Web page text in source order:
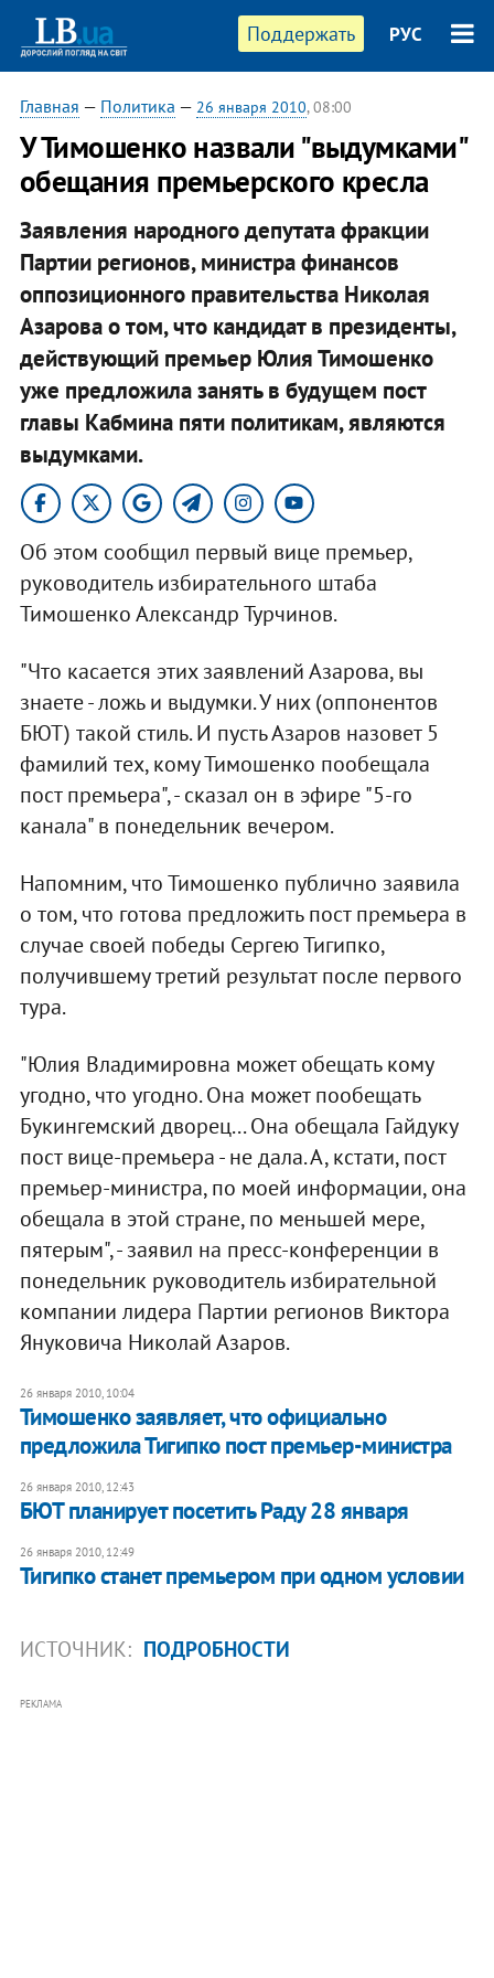
Поддержать РУС
Главная — Политика — 26 января 2010, 08:00
У Тимошенко назвали "выдумками"
обещания премьерского кресла
Заявления народного депутата фракции
Партии регионов, министра финансов
оппозиционного правительства Николая
Азарова о том, что кандидат в президенты,
действующий премьер Юлия Тимошенко
уже предложила занять в будущем пост
главы Кабмина пяти политикам, являются
выдумками.
Об этом сообщил первый вице премьер,
руководитель избирательного штаба
Тимошенко Александр Турчинов.
"Что касается этих заявлений Азарова, вы
знаете - ложь и выдумки. У них (оппонентов
БЮТ) такой стиль. И пусть Азаров назовет 5
фамилий тех, кому Тимошенко пообещала
пост премьера", - сказал он в эфире "5-го
канала" в понедельник вечером.
Напомним, что Тимошенко публично заявила
о том, что готова предложить пост премьера в
случае своей победы Сергею Тигипко,
получившему третий результат после первого
тура.
"Юлия Владимировна может обещать кому
угодно, что угодно. Она может пообещать
Букингемский дворец... Она обещала Гайдуку
пост вице-премьера - не дала. А, кстати, пост
премьер-министра, по моей информации, она
обещала в этой стране, по меньшей мере,
пятерым", - заявил на пресс-конференции в
понедельник руководитель избирательной
компании лидера Партии регионов Виктора
Януковича Николай Азаров.
26 января 2010, 10:04
Тимошенко заявляет, что официально
предложила Тигипко пост премьер-министра
26 января 2010, 12:43
БЮТ планирует посетить Раду 28 января
26 января 2010, 12:49
Тигипко станет премьером при одном условии
ИСТОЧНИК: ПОДРОБНОСТИ
РЕКЛАМА